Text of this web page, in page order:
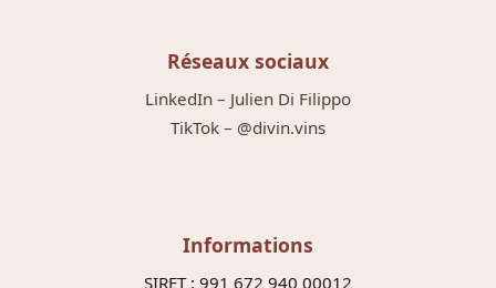
Réseaux sociaux
LinkedIn – Julien Di Filippo
TikTok – @divin.vins
Informations
SIRET : 991 672 940 00012